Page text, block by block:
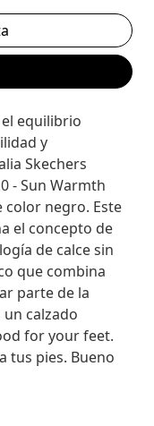
equilibrio
y
Skechers
- Sun Warmth
color negro. Este
el concepto de
de calce sin
que combina
parte de la
calzado
for your feet.
tus pies. Bueno